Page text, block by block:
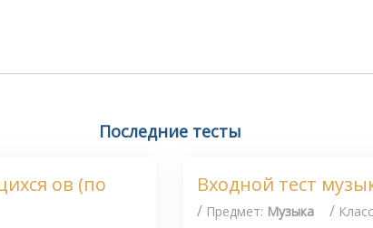
Последние тесты
ов (по
Входной тест
/ Предмет: Музыка /